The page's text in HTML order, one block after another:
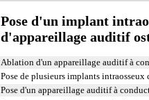
Pose d'un implant
d'appareillage auditif
Ablation d'un appareillage auditif à
Pose de plusieurs implants
Pose d'un appareillage auditif à